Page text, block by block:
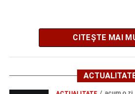
OCUPAŢIA
OPERATOR LA
MASINI-UNELTE
CITEȘTE MAI